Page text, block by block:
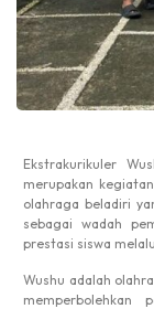
Ekstrakurikuler
merupakan kegiatan
olahraga beladiri
sebagai
wadah
prestasi siswa
Wushu adalah
memperbolehkan